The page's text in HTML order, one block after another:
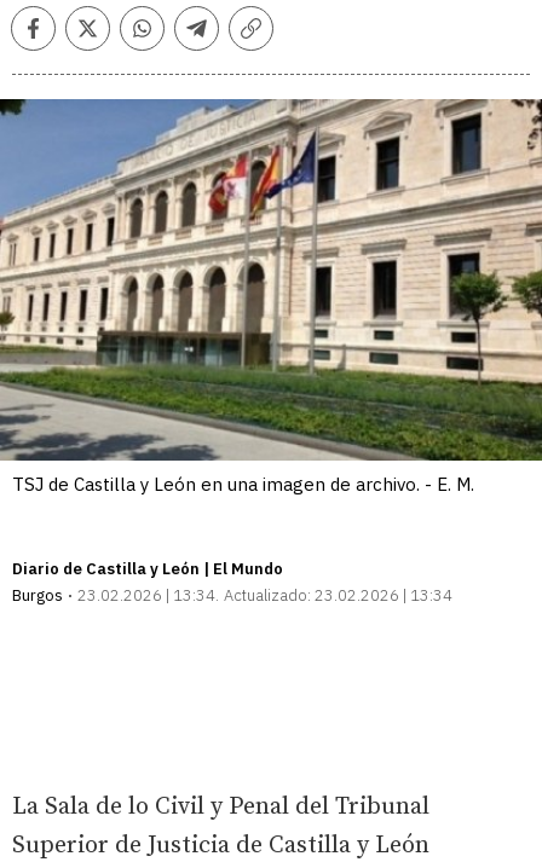
FacebookTwitterWhatsappTelegramCopiar
TSJ de Castilla y León en una imagen de archivo. - E. M.
Diario de Castilla y León | El Mundo
Burgos
23.02.2026 | 13:34 Actualizado: 23.02.2026 | 13:34
La Sala de lo Civil y Penal del Tribunal
Superior de Justicia de Castilla y León